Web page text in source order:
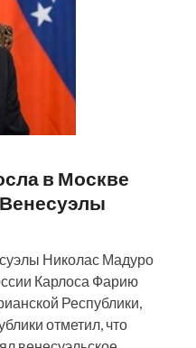
в Москве
Николас Мадуро
Карлоса Фарию
Республики,
отметил, что